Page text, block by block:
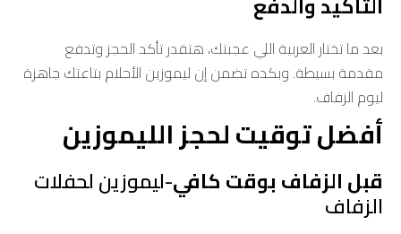
بعد ما تختار العربية اللي عجبتك، هتقدر تأكد الحجز وتدفع
مقدمة بسيطة. وبكده تضمن إن ليموزين الأحلام بتاعتك جاهزة
ليوم الزفاف.
أفضل توقيت لحجز الليموزين
قبل الزفاف بوقت كافي-ليموزين لحفلات
الزفاف